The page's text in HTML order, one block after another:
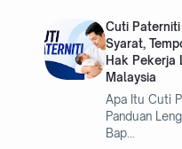
Cuti
Syarat,
Hak Pekerja
Malaysia
Apa Itu Cuti
Panduan
Bap…